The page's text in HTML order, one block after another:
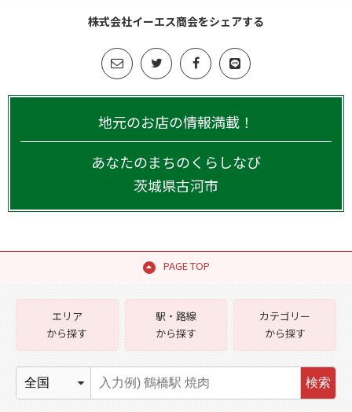
株式会社イーエス商会をシェアする
地元のお店の情報満載！
あなたのまちのくらしなび
茨城県古河市
PAGE TOP
エリア
から探す
駅・路線
から探す
カテゴリー
から探す
検索